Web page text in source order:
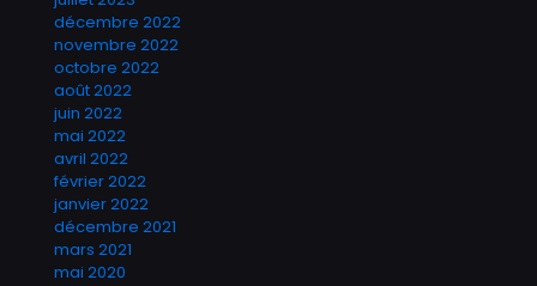
décembre 2022
novembre 2022
octobre 2022
août 2022
juin 2022
mai 2022
avril 2022
février 2022
janvier 2022
décembre 2021
mars 2021
mai 2020